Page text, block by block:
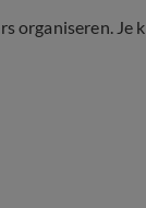
organiseren. Je